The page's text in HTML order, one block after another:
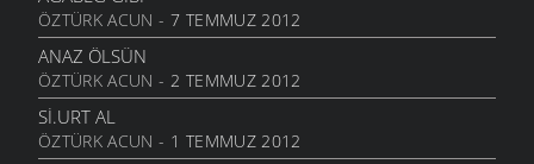
9 TEMMUZ 2007
BÜYÜYÜNCE GÖRMELİ
9 TEMMUZ 2007
TELEVİZYON
9 TEMMUZ 2007
KIZ
ATASÖZLERI- 12 EYLÜL 2006
KAÇKÇA
ATASÖZLERI
QAYIŞA SOR
ÖZTÜRK ACUN - 7 TEMMUZ 2012
ANAZ ÖLSÜN
ÖZTÜRK ACUN - 2 TEMMUZ 2012
SI.URT AL
ÖZTÜRK ACUN - 1 TEMMUZ 2012